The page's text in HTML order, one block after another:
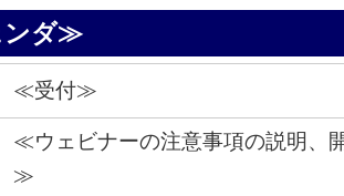
ンダ≫
≪受付≫
≪ウェビナーの注意事項の説明、
≫